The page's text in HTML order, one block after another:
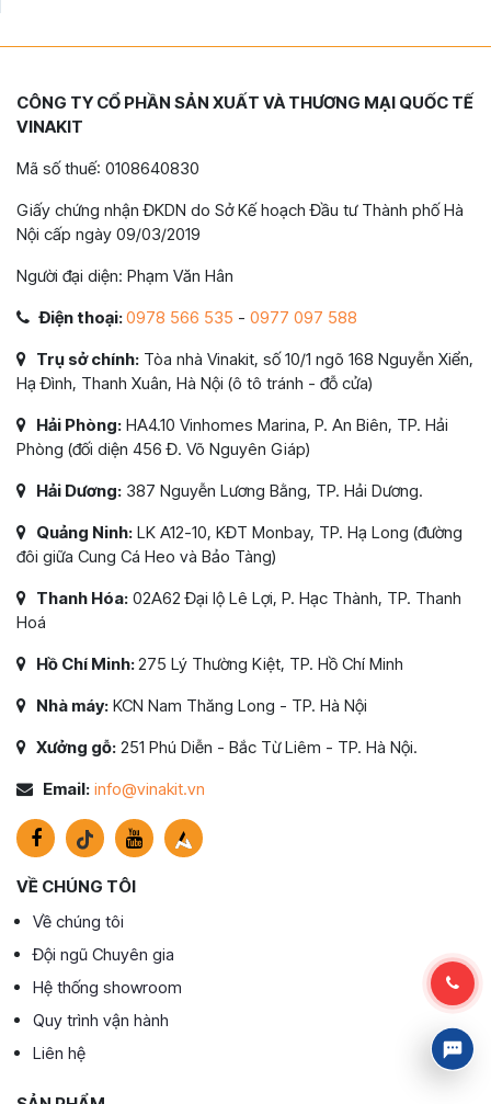
CÔNG TY CỔ PHẦN SẢN XUẤT VÀ THƯƠNG MẠI QUỐC TẾ
VINAKIT
Mã số thuế: 0108640830
Giấy chứng nhận ĐKDN do Sở Kế hoạch Đầu tư Thành phố Hà
Nội cấp ngày 09/03/2019
Người đại diện: Phạm Văn Hân
Điện thoại:0978 566 535 - 0977 097 588
Trụ sở chính: Tòa nhà Vinakit, số 10/1 ngõ 168 Nguyễn Xiển,
Hạ Đình, Thanh Xuân, Hà Nội (ô tô tránh - đỗ cửa)
Hải Phòng: HA4.10 Vinhomes Marina, P. An Biên, TP. Hải
Phòng (đối diện 456 Đ. Võ Nguyên Giáp)
Hải Dương: 387 Nguyễn Lương Bằng, TP. Hải Dương.
Quảng Ninh: LK A12-10, KĐT Monbay, TP. Hạ Long (đường
đôi giữa Cung Cá Heo và Bảo Tàng)
Thanh Hóa: 02A62 Đại lộ Lê Lợi, P. Hạc Thành, TP. Thanh
Hoá
Hồ Chí Minh:275 Lý Thường Kiệt, TP. Hồ Chí Minh
Nhà máy: KCN Nam Thăng Long - TP. Hà Nội
Xưởng gỗ: 251 Phú Diễn - Bắc Từ Liêm - TP. Hà Nội.
Email: info@vinakit.vn
VỀ CHÚNG TÔI
Về chúng tôi
Đội ngũ Chuyên gia
Hệ thống showroom
Quy trình vận hành
Liên hệ